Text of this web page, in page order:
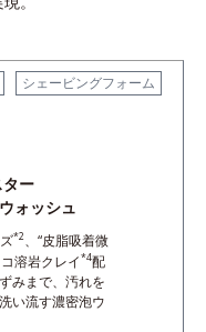
シェービングフォーム
ー
ォッシュ
*2、“皮脂吸着微
溶岩クレイ*4配
みまで、汚れを
い流す濃密泡ウ